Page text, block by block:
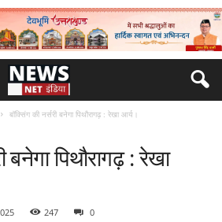
बॉक्सिंग की नर्सरी बनेगा पिथौरागढ़ : रेखा आर्य।
बनेगा पिथौरागढ़ : रेखा
247 0